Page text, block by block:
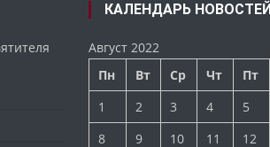
КАЛЕНДАРЬ НОВОСТЕЙ
Август 2022
Пн
Вт Ср Чт Пт
1
2 3 4 5
8
9 10 11 12